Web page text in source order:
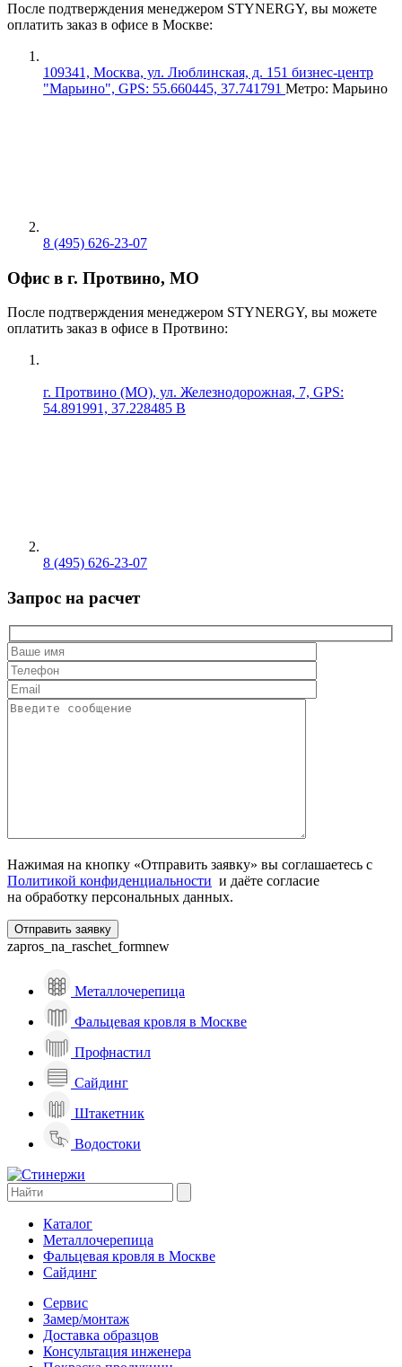
После подтверждения менеджером STYNERGY, вы можете
оплатить заказ в офисе в Москве:
109341, Москва, ул. Люблинская, д. 151 бизнес-центр
"Марьино", GPS: 55.660445, 37.741791 Метро: Марьино
8 (495) 626-23-07
Офис в г. Протвино, МО
После подтверждения менеджером STYNERGY, вы можете
оплатить заказ в офисе в Протвино:
г. Протвино (МО), ул. Железнодорожная, 7, GPS:
54.891991, 37.228485 В
8 (495) 626-23-07
Запрос на расчет
Нажимая на кнопку «Отправить заявку» вы соглашаетесь с
Политикой конфиденциальности и даёте согласие
на обработку персональных данных.
zapros_na_raschet_formnew
Металлочерепица
Фальцевая кровля в Москве
Профнастил
Сайдинг
Штакетник
Водостоки
Каталог
Металлочерепица
Фальцевая кровля в Москве
Сайдинг
Сервис
Замер/монтаж
Доставка образцов
Консультация инженера